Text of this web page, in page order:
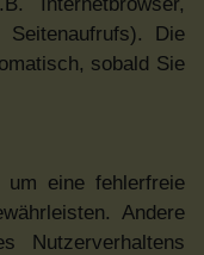
Die
sobald Sie
eine fehlerfreie
Andere
Nutzerverhaltens